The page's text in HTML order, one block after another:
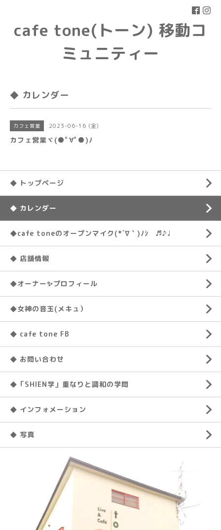
cafe tone(トーン) 移動コ
ミュニティー
◆ カレンダー
カフェ営業 2023-06-16 (金)
カフェ営業ヾ(●ﾟ∀ﾟ●)ﾉ
◆ トップページ
◆ カレンダー
◆cafe toneのオープンマイク(*´∇｀)ﾉｼ ♬♪♩
◆ 店舗情報
◆オーナー✨プロフィール
◆女神の音玉(メキュ）
◆ cafe tone FB
◆ お問い合わせ
◆「SHIEN学」重なりと調和の学問
◆ インフォメーション
◆ 写真